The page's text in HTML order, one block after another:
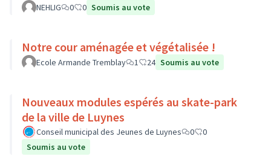
NEHLIG 0 0 Soumis au vote
Notre cour aménagée et végétalisée !
Ecole Armande Tremblay 1 24 Soumis au vote
Nouveaux modules espérés au skate-park
de la ville de Luynes
Conseil municipal des Jeunes de Luynes 0
0
Soumis au vote